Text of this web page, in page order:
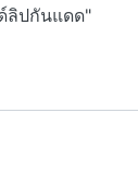
ลิปกันแดด"